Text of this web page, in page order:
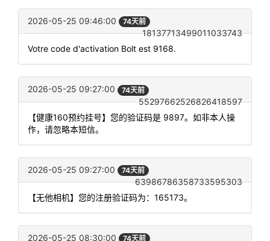
2026-05-25 09:46:00 74天前
18137713499011033743
Votre code d'activation Bolt est 9168.
2026-05-25 09:27:00 74天前
55297662526826418597
【健康160预约挂号】您的验证码是 9897。如非本人操
作，请忽略本短信。
2026-05-25 09:27:00 74天前
63986786358733595303
【无他相机】您的注册验证码为：165173。
2026-05-25 08:30:00 74天前